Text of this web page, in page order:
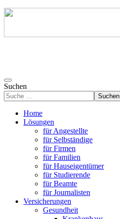
Suchen
Suchen
Home
Lösungen
für Angestellte
für Selbständige
für Firmen
für Familien
für Hauseigentümer
für Studierende
für Beamte
für Journalisten
Versicherungen
Gesundheit